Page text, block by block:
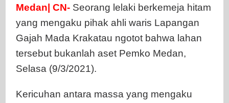
Lawan
Pemko
Medan
Medan| CN- Seorang lelaki berkemeja hitam
yang mengaku pihak ahli waris Lapangan
Gajah Mada Krakatau ngotot bahwa lahan
tersebut bukanlah aset Pemko Medan,
Selasa (9/3/2021).
Kericuhan antara massa yang mengaku